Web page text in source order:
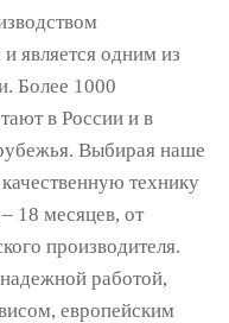
является одним из
Более 1000
в России и в
Выбирая наше
технику
18 месяцев, от
производителя.
работой,
европейским